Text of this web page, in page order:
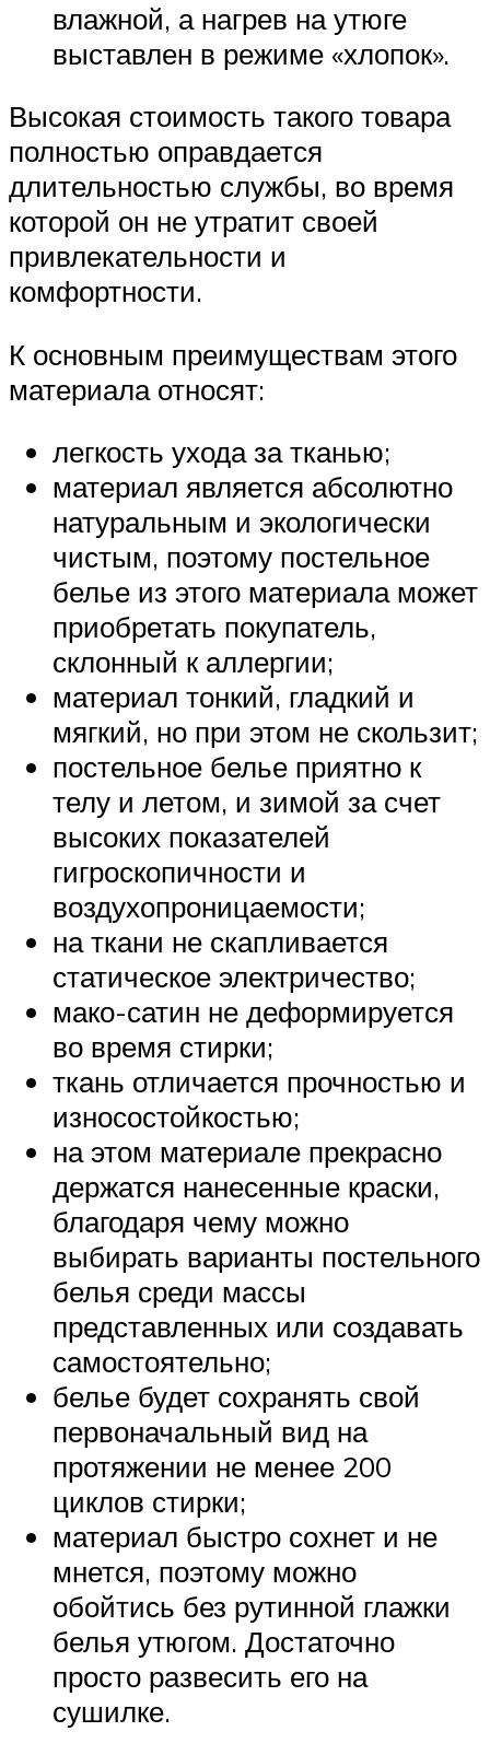
влажной, а нагрев на утюге
выставлен в режиме «хлопок».
Высокая стоимость такого товара
полностью оправдается
длительностью службы, во время
которой он не утратит своей
привлекательности и
комфортности.
К основным преимуществам этого
материала относят:
легкость ухода за тканью;
материал является абсолютно
натуральным и экологически
чистым, поэтому постельное
белье из этого материала может
приобретать покупатель,
склонный к аллергии;
материал тонкий, гладкий и
мягкий, но при этом не скользит;
постельное белье приятно к
телу и летом, и зимой за счет
высоких показателей
гигроскопичности и
воздухопроницаемости;
на ткани не скапливается
статическое электричество;
мако-сатин не деформируется
во время стирки;
ткань отличается прочностью и
износостойкостью;
на этом материале прекрасно
держатся нанесенные краски,
благодаря чему можно
выбирать варианты постельного
белья среди массы
представленных или создавать
самостоятельно;
белье будет сохранять свой
первоначальный вид на
протяжении не менее 200
циклов стирки;
материал быстро сохнет и не
мнется, поэтому можно
обойтись без рутинной глажки
белья утюгом. Достаточно
просто развесить его на
сушилке.